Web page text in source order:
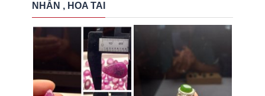
NHẪN , HOA TAI